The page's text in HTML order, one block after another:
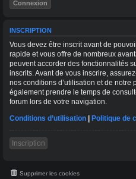
INSCRIPTION
Vous devez être inscrit avant de
rapide et vous offre de nombreux
peuvent accorder des fonctionnalités
inscrits. Avant de vous inscrire,
nos conditions d’utilisation et de
également prendre le temps de
forum lors de votre navigation.
Conditions d’utilisation | Politique de
Inscription
Supprimer les cookies